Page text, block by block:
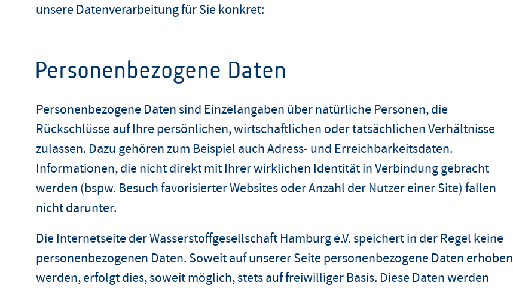
unsere Datenverarbeitung für Sie konkret:
Personenbezogene Daten
Personenbezogene Daten sind Einzelangaben über natürliche Personen, die
Rückschlüsse auf Ihre persönlichen, wirtschaftlichen oder tatsächlichen Verhältnisse
zulassen. Dazu gehören zum Beispiel auch Adress- und Erreichbarkeitsdaten.
Informationen, die nicht direkt mit Ihrer wirklichen Identität in Verbindung gebracht
werden (bspw. Besuch favorisierter Websites oder Anzahl der Nutzer einer Site) fallen
nicht darunter.
Die Internetseite der Wasserstoffgesellschaft Hamburg e.V. speichert in der Regel keine
personenbezogenen Daten. Soweit auf unserer Seite personenbezogene Daten erhoben
werden, erfolgt dies, soweit möglich, stets auf freiwilliger Basis. Diese Daten werden